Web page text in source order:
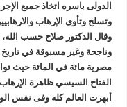
الدولى باسره اتخاذ جميع
وتسلح وتأوى الإرهاب
وقال الدكتور صلاح حسب
وناجحة وغير مسبوقة في
مصرية مائة في المائة حيث
الفتاح السيسي ظاهرة
أبهرت العالم كله وفى نفس